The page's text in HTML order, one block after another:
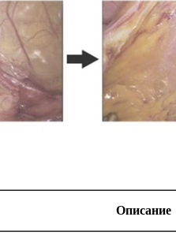
Описание